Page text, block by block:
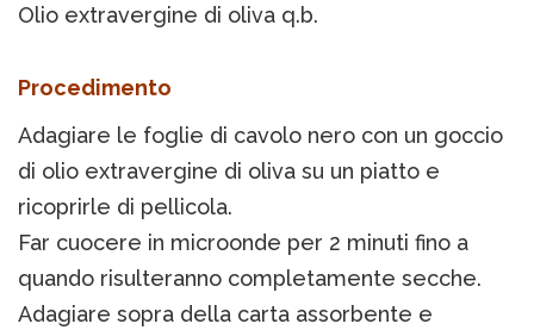
Olio extravergine di oliva q.b.
Procedimento
Adagiare le foglie di cavolo nero con un goccio
di olio extravergine di oliva su un piatto e
ricoprirle di pellicola.
Far cuocere in microonde per 2 minuti fino a
quando risulteranno completamente secche.
Adagiare sopra della carta assorbente e